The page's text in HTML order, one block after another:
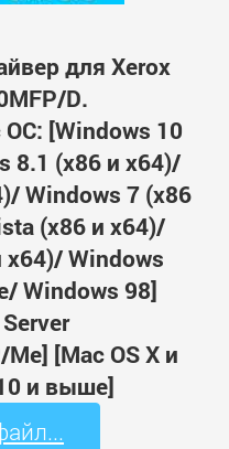
для Xerox
D.
ОС: [Windows 10
8.1 (x86 и x64)/
Windows 7 (x86
(x86 и x64)/
x64)/ Windows
Windows 98]
[Mac OS X и
и выше]